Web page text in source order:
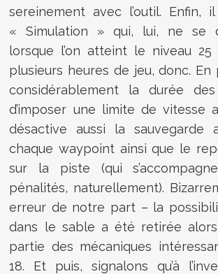
sereinement avec l’outil. Enfin,
« Simulation » qui, lui, ne se
lorsque l’on atteint le niveau
plusieurs heures de jeu, donc. En
considérablement la durée
d’imposer une limite de vitesse
désactive aussi la sauvegarde
chaque waypoint ainsi que le
sur la piste (qui
pénalités, naturellement).
erreur de notre part – la
dans le sable a été retirée alors
partie des mécaniques
18. Et puis, signalons qu’à